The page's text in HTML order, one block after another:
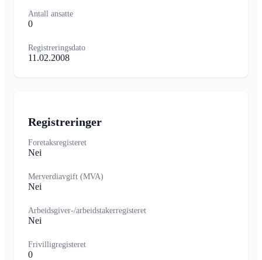
Antall ansatte
0
Registreringsdato
11.02.2008
Registreringer
Foretaksregisteret
Nei
Merverdiavgift (MVA)
Nei
Arbeidsgiver-/arbeidstakerregisteret
Nei
Frivilligregisteret
0